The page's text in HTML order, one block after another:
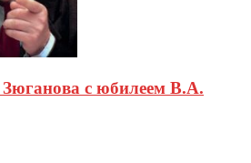
с юбилеем В.А.